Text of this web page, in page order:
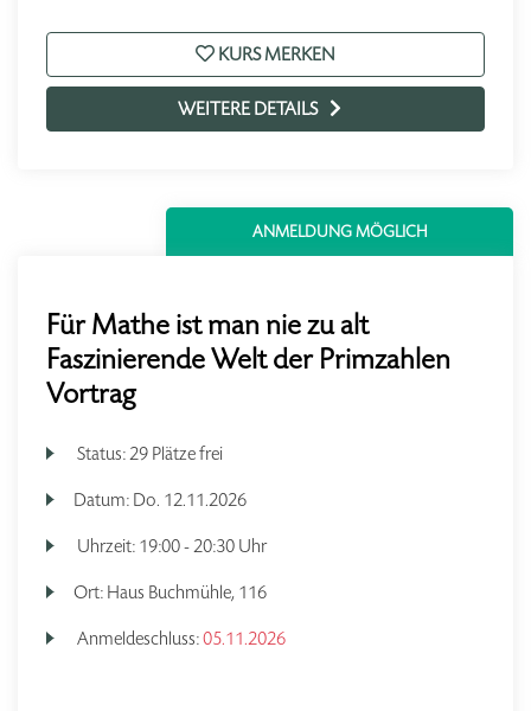
KURS MERKEN
WEITERE DETAILS
ANMELDUNG MÖGLICH
Für Mathe ist man nie zu alt
Faszinierende Welt der Primzahlen
Vortrag
Status:29 Plätze frei
Datum: Do. 12.11.2026
Uhrzeit: 19:00 - 20:30 Uhr
Ort: Haus Buchmühle, 116
Anmeldeschluss:05.11.2026